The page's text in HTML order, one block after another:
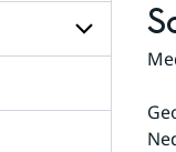
tjänster
Undersidor
för
för
Forskning